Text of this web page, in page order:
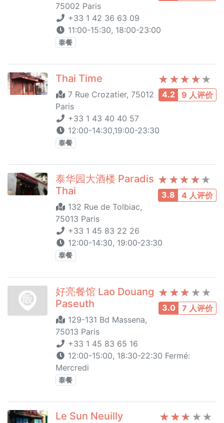
75002 Paris
+33 1 42 36 63 09
11:00-15:30, 18:00-23:00
泰餐
4.2 9 人评价
Thai Time
7 Rue Crozatier, 75012
Paris
+33 1 43 40 40 57
12:00-14:30,19:00-23:30
泰餐
3.8 4 人评价
泰华园大酒楼 Paradis
Thai
132 Rue de Tolbiac,
75013 Paris
+33 1 45 83 22 26
12:00-14:30, 19:00-23:30
泰餐
3.0 7 人评价
好亮餐馆 Lao Douang
Paseuth
129-131 Bd Massena,
75013 Paris
+33 1 45 83 65 16
12:00-15:00, 18:30-22:30 Fermé:
Mercredi
泰餐
Le Sun Neuilly